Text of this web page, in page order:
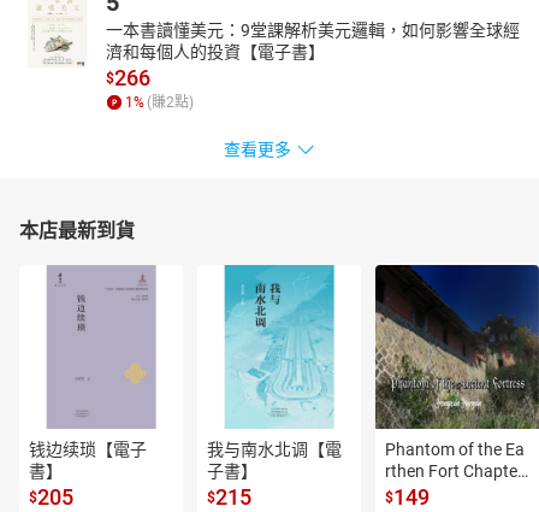
一本書讀懂美元：9堂課解析美元邏輯，如何影響全球經
濟和每個人的投資【電子書】
$266
1 % (賺2點)
查看更多
本店最新到貨
钱边续琐【電子
書】
$205
我与南水北调【電
子書】
$215
Phantom of the Ea
rthen Fort Chapter
4【有聲書】
$149